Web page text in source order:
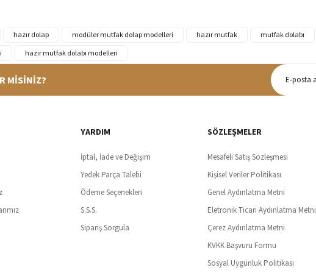
hazır dolap modüler mutfak dolap modelleri hazır mutfak mutfak dolabı
hazır mutfak dolabı modelleri
SSl sertifikası ve 3D ödeme ile bilgileriniz güvende
Tüm ürünlerde ücretsiz teslimat
MİSİNİZ?
YARDIM
İptal, İade ve Değişim
Yedek Parça Talebi
Ödeme Seçenekleri
S.S.S.
Sipariş Sorgula
SÖZLEŞMELER
Mesafeli Satış Sözleşmesi
Kişisel Veriler Politikası
Genel Aydınlatma Metni
Eletronik Ticari Aydınlatma Metni
Çerez Aydınlatma Metni
KVKK Başvuru Formu
Sosyal Uygunluk Politikası